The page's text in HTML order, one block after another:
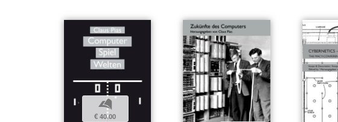
b
€ 40,00